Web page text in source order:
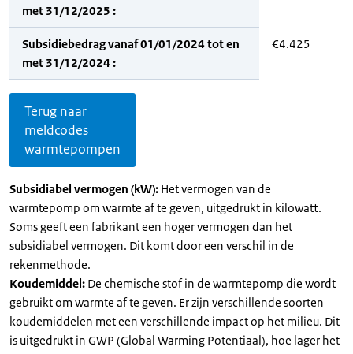
met 31/12/2025 :
Subsidiebedrag vanaf 01/01/2024 tot en
met 31/12/2024 :
€4.425
Terug naar
meldcodes
warmtepompen
Subsidiabel vermogen (kW): Het vermogen van de
warmtepomp om warmte af te geven, uitgedrukt in kilowatt.
Soms geeft een fabrikant een hoger vermogen dan het
subsidiabel vermogen. Dit komt door een verschil in de
rekenmethode.
Koudemiddel: De chemische stof in de warmtepomp die wordt
gebruikt om warmte af te geven. Er zijn verschillende soorten
koudemiddelen met een verschillende impact op het milieu. Dit
is uitgedrukt in GWP (Global Warming Potentiaal), hoe lager het